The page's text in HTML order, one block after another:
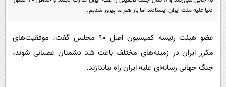
سرگرمی
گوناگون
پیامک
آشپزی
دانلود
دنیا علیه ملت ایران ایستادند اما باز هم ما پیروز شدیم.
عضو هیئت رئیسه کمیسیون اصل ۹۰ مجلس گفت: موفقیت‌های
مکرر ایران در زمینه‌های مختلف باعث شد دشمنان عصبانی شوند،
جنگ جهانی رسانه‌ای علیه ایران راه بیاندازند.